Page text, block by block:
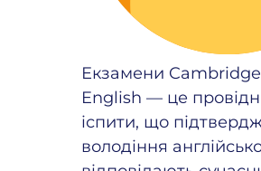
Екзамени
English — це
іспити, що
володіння